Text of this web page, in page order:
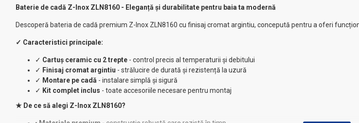
Baterie de cadă Z-Inox ZLN8160 - Eleganță și durabilitate pentru baia ta modernă
Descoperă bateria de cadă premium Z-Inox ZLN8160 cu finisaj cromat argintiu, concepută pentru a oferi
✓ Caracteristici principale:
✓ Cartuș ceramic cu 2 trepte - control precis al temperaturii și debitului
✓ Finisaj cromat argintiu - strălucire de durată și rezistență la uzură
✓ Montare pe cadă - instalare simplă și sigură
✓ Kit complet inclus - toate accesoriile necesare pentru montaj
★ De ce să alegi Z-Inox ZLN8160?